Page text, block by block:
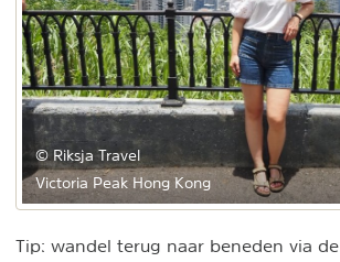
© Riksja Travel
Victoria Peak Hong Kong
Tip: wandel terug naar beneden via de